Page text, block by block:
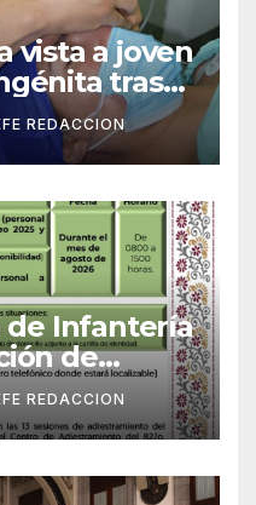
vista a joven
tras
visual
REDACCION
de Infantería
de
obtener La
Militar
REDACCION